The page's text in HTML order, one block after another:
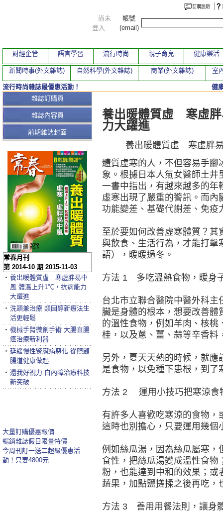
本期文章
養出暖體質虛 寒虛
力大躍進
養出暖體質虛 寒虛胖
體質虛寒的人，不但容易手
象。根據日本人氣女醫師土
一書中指出，有越來越多的年
虛寒出現了嚴重的警訊。而
功能變差、基礎代謝差、免疫
至於要如何改善虛寒體質？
與飲食、生活行為，才能打擊
語），暖暖過冬。
方法 1 多吃溫熱食物，暖身
台北市立聯合醫院中醫外科
臟是身體的根本，想要改善
的溫性食物，例如羊肉、核
桂，以及蔥、薑、蒜等辛香料
另外，夏天天熱的時候，就
是食物，以免種下患根，到
方法 2 運用小技巧把寒涼食
有許多人喜歡吃寒涼的食物
這時也別擔心，只要運用幾個
例如絲瓜湯，因為絲瓜屬寒，
食性，把絲瓜湯變成溫性食
粉，也能達到中和的效果；或
蔬果，加點鹽搓揉之後再吃，
方法 3 善用用餐法則，讓身
雜誌訂購頁
雜誌內容頁
前期雜誌封面
常春月刊
第 2014-10 期 2015-11-03
‧ 養出暖體質虛 寒虛胖易中
風 體溫上升1℃，抗病能力
大躍進
‧ 洗頭兼治療 類固醇新療法生
活更輕鬆
‧ 機械手臂微創手術 大腸直腸
癌治療新利器
‧ 延緩慢性腎臟病惡化 從照顧
腸道健康做起
‧ 還我好視力 白內障治療科技
新突破
大量訂購優惠報價
暢銷雜誌假日限量特價
今周刊訂一送二超級優惠活
動！只要4800元
尚未
登入
帳號
(email)
財經企管 語言學習 流行時尚 親子育兒 健康樂活
新聞時事(外文雜誌) 自然科學(外文雜誌) 商業(外文雜誌) 室
流行時尚雜誌最優惠活動！ 健